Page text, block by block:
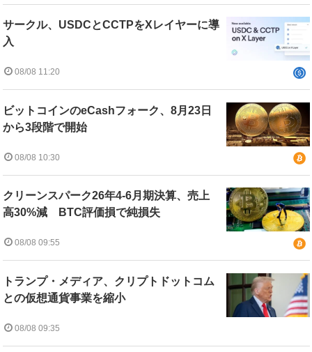
サークル、USDCとCCTPをXレイヤーに導
入
08/08 11:20
ビットコインのeCashフォーク、8月23日
から3段階で開始
08/08 10:30
クリーンスパーク26年4-6月期決算、売上
高30%減 BTC評価損で純損失
08/08 09:55
トランプ・メディア、クリプトドットコム
との仮想通貨事業を縮小
08/08 09:35